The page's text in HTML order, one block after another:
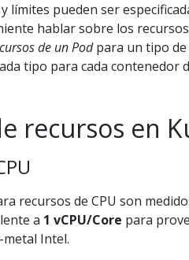
límites pueden ser
hablar sobre los
de un Podpara un tipo de
tipo para cada contenedor
recursos en
recursos de CPU son
a 1 vCPU/Core para
Intel.